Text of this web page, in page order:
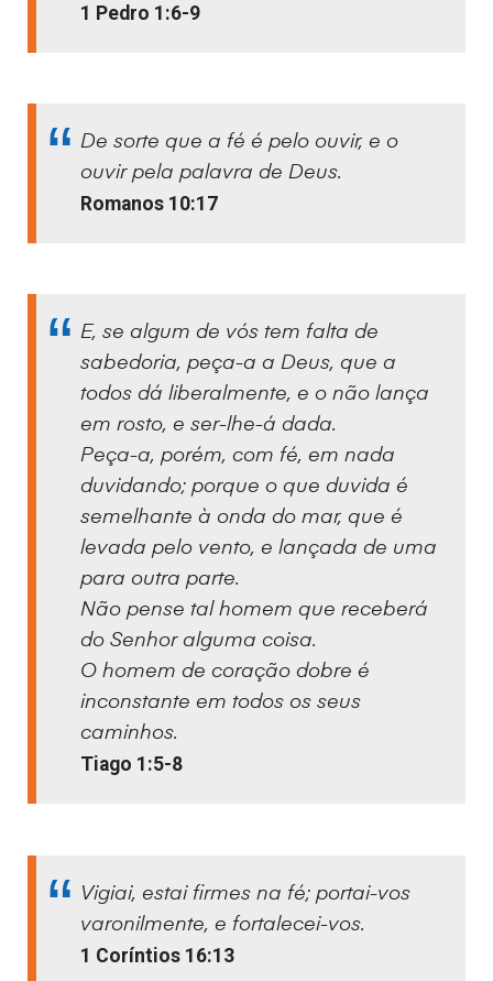
1 Pedro 1:6-9
De sorte que a fé é pelo ouvir, e o
ouvir pela palavra de Deus.
Romanos 10:17
E, se algum de vós tem falta de
sabedoria, peça-a a Deus, que a
todos dá liberalmente, e o não lança
em rosto, e ser-lhe-á dada.
Peça-a, porém, com fé, em nada
duvidando; porque o que duvida é
semelhante à onda do mar, que é
levada pelo vento, e lançada de uma
para outra parte.
Não pense tal homem que receberá
do Senhor alguma coisa.
O homem de coração dobre é
inconstante em todos os seus
caminhos.
Tiago 1:5-8
Vigiai, estai firmes na fé; portai-vos
varonilmente, e fortalecei-vos.
1 Coríntios 16:13